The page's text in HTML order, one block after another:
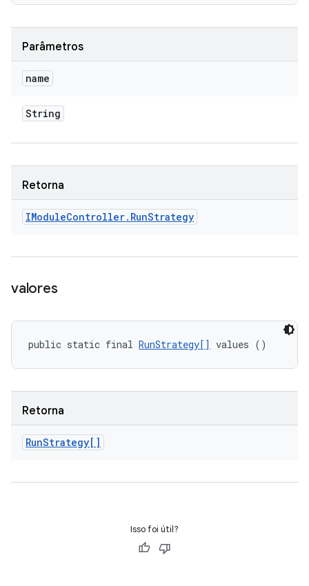
Parâmetros
name
String
Retorna
IModuleController. RunStrategy
valores
public static final RunStrategy[] values ()
Retorna
RunStrategy[]
Isso foi útil?